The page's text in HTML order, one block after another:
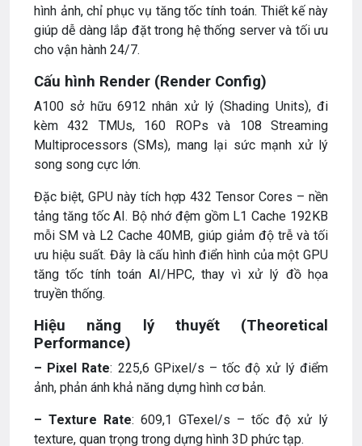
hình ảnh, chỉ phục vụ tăng tốc tính toán. Thiết kế này
giúp dễ dàng lắp đặt trong hệ thống server và tối ưu
cho vận hành 24/7.
Cấu hình Render (Render Config)
A100 sở hữu 6912 nhân xử lý (Shading Units), đi
kèm 432 TMUs, 160 ROPs và 108 Streaming
Multiprocessors (SMs), mang lại sức mạnh xử lý
song song cực lớn.
Đặc biệt, GPU này tích hợp 432 Tensor Cores – nền
tảng tăng tốc AI. Bộ nhớ đệm gồm L1 Cache 192KB
mỗi SM và L2 Cache 40MB, giúp giảm độ trễ và tối
ưu hiệu suất. Đây là cấu hình điển hình của một GPU
tăng tốc tính toán AI/HPC, thay vì xử lý đồ họa
truyền thống.
Hiệu năng lý thuyết (Theoretical
Performance)
– Pixel Rate: 225,6 GPixel/s – tốc độ xử lý điểm
ảnh, phản ánh khả năng dựng hình cơ bản.
– Texture Rate: 609,1 GTexel/s – tốc độ xử lý
texture, quan trọng trong dựng hình 3D phức tạp.